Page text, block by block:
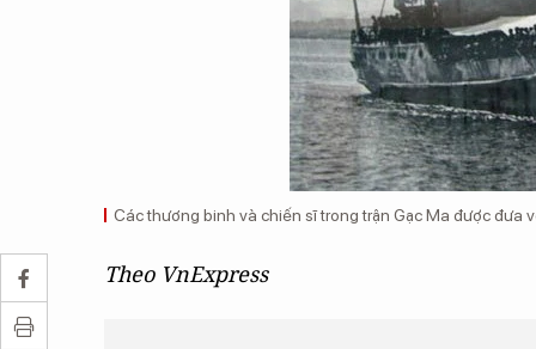
Các thương binh và chiến sĩ trong trận Gạc Ma được đưa
Theo VnExpress